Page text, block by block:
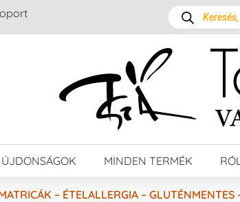
ÚJDONSÁGOK MINDEN TERMÉK
– ÉTELALLERGIA – GLUTÉNMENTES